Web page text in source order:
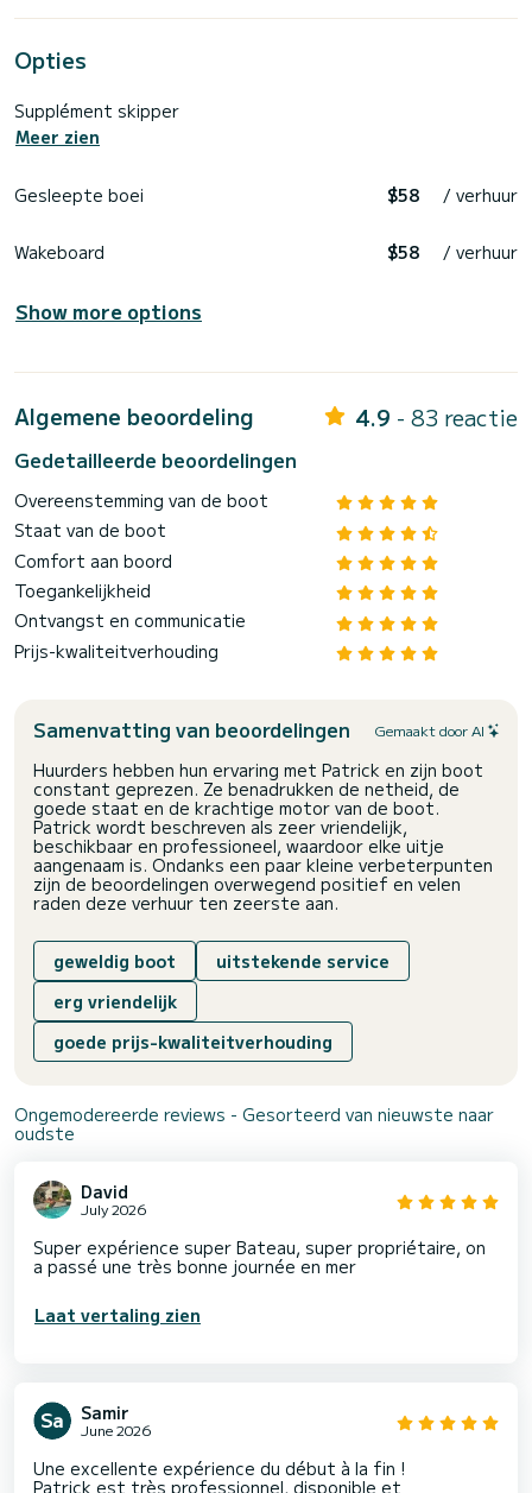
Opties
Supplément skipper
Meer zien
Gesleepte boei $58 / verhuur
Wakeboard $58 / verhuur
Show more options
Algemene beoordeling 4.9 - 83 reactie
Gedetailleerde beoordelingen
Overeenstemming van de boot
Staat van de boot
Comfort aan boord
Toegankelijkheid
Ontvangst en communicatie
Prijs-kwaliteitverhouding
Samenvatting van beoordelingen Gemaakt door AI
Huurders hebben hun ervaring met Patrick en zijn boot
constant geprezen. Ze benadrukken de netheid, de
goede staat en de krachtige motor van de boot.
Patrick wordt beschreven als zeer vriendelijk,
beschikbaar en professioneel, waardoor elke uitje
aangenaam is. Ondanks een paar kleine verbeterpunten
zijn de beoordelingen overwegend positief en velen
raden deze verhuur ten zeerste aan.
geweldig boot
uitstekende service
erg vriendelijk
goede prijs-kwaliteitverhouding
Ongemodereerde reviews - Gesorteerd van nieuwste naar
oudste
David
July 2026
Super expérience super Bateau, super propriétaire, on
a passé une très bonne journée en mer
Laat vertaling zien
Samir
June 2026
Une excellente expérience du début à la fin !
Patrick est très professionnel, disponible et